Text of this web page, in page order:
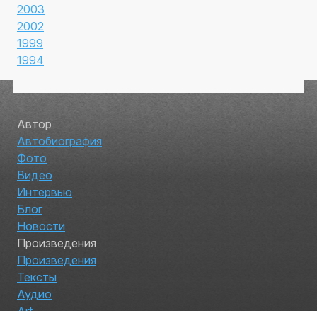
2003
2002
1999
1994
Автор
Автобиография
Фото
Видео
Интервью
Блог
Новости
Произведения
Произведения
Тексты
Аудио